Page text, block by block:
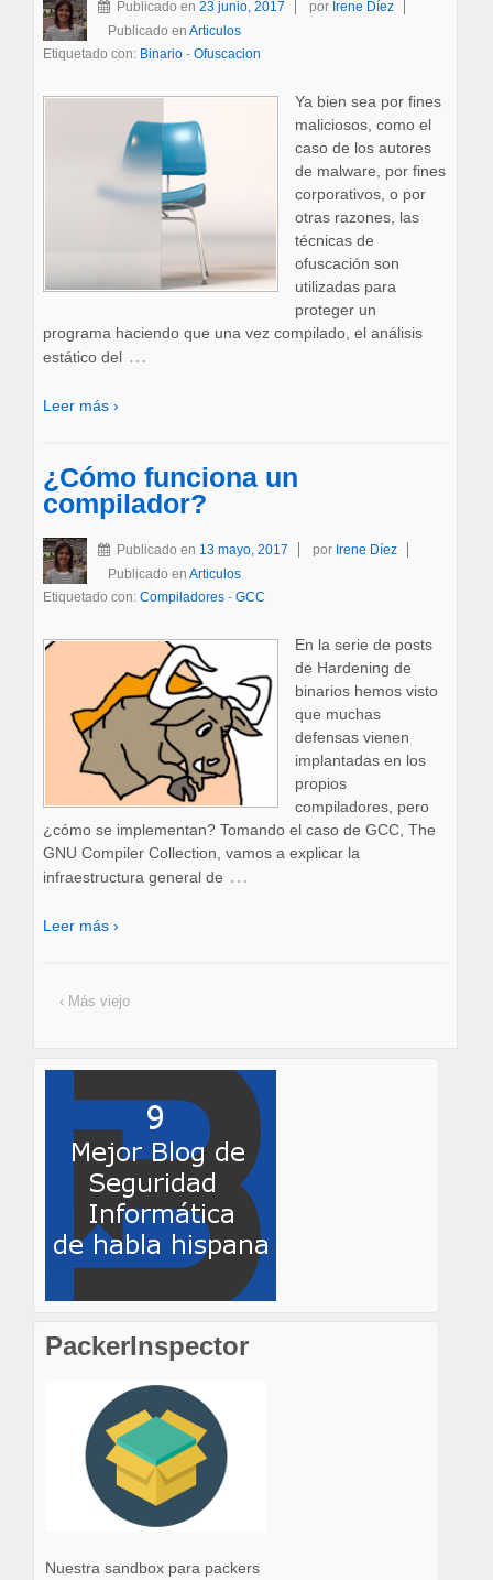
Publicado en23 junio, 2017 por Irene Díez
Publicado enArticulos
Etiquetado con: Binario- Ofuscacion
Ya bien sea por fines
maliciosos, como el
caso de los autores
de malware, por fines
corporativos, o por
otras razones, las
técnicas de
ofuscación son
utilizadas para
proteger un
programa haciendo que una vez compilado, el análisis
estático del …
Leer más ›
¿Cómo funciona un
compilador?
Publicado en 13 mayo, 2017 por Irene Díez
Publicado enArticulos
Etiquetado con: Compiladores- GCC
En la serie de posts
de Hardening de
binarios hemos visto
que muchas
defensas vienen
implantadas en los
propios
compiladores, pero
¿cómo se implementan? Tomando el caso de GCC, The
GNU Compiler Collection, vamos a explicar la
infraestructura general de …
Leer más ›
‹ Más viejo
PackerInspector
Nuestra sandbox para packers